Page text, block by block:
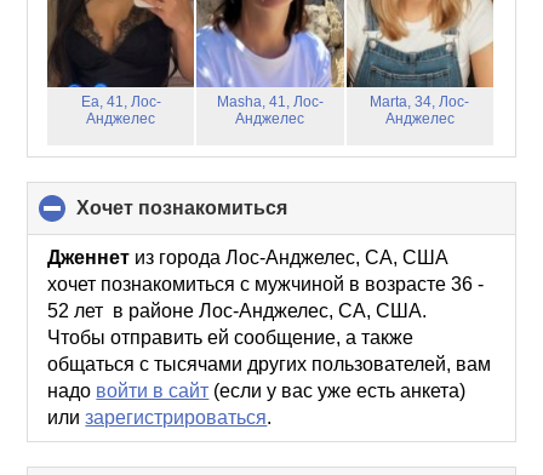
Ea, 41, Лос-
Анджелес
Masha, 41, Лос-
Анджелес
Marta, 34,Лос-
Анджелес
хочет познакомиться
to
collapse
contents
Дженнет из города Лос-Анджелес, CA, США
хочет познакомиться с мужчиной в возрасте 36 -
52 лет в районе Лос-Анджелес, CA, США.
Чтобы отправить ей сообщение, а также
общаться с тысячами других пользователей, вам
надо войти в сайт (если у вас уже есть анкета)
илизарегистрироваться.